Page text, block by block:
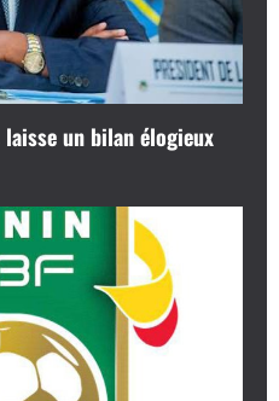
laisse un bilan élogieux